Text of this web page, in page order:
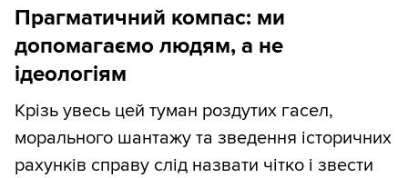
Прагматичний компас: ми
допомагаємо людям, а не
ідеологіям
Крізь увесь цей туман роздутих гасел,
морального шантажу та зведення історичних
рахунків справу слід назвати чітко і звести